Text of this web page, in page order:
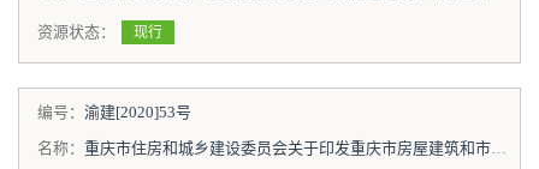
资源状态： 现行
编号： 渝建[2020]53号
名称： 重庆市住房和城乡建设委员会关于印发重庆市房屋建筑和市政基础设施工程质量检测信用管理办法的通知